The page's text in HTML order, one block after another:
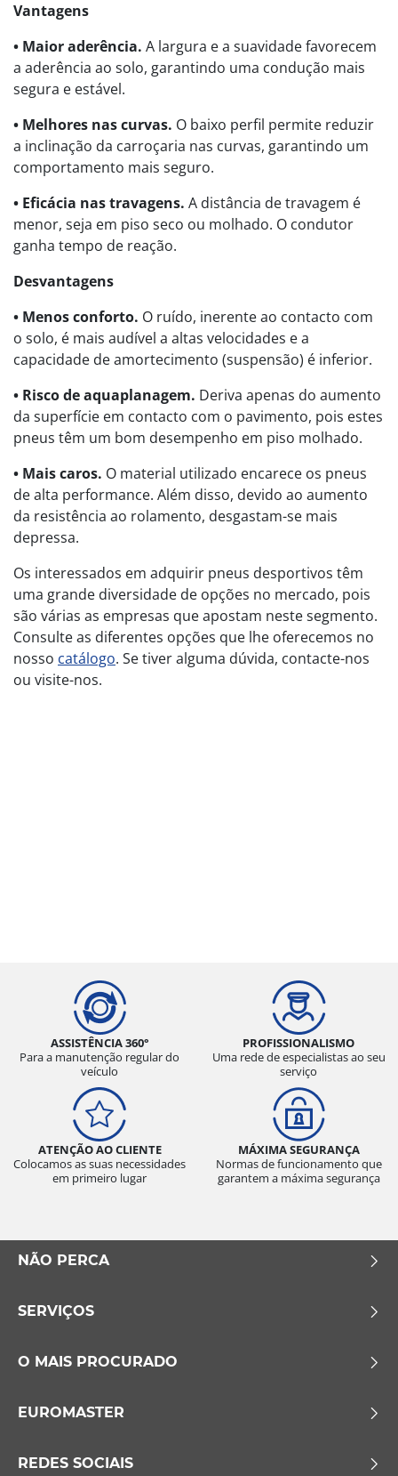
Vantagens
• Maior aderência. A largura e a suavidade favorecem
a aderência ao solo, garantindo uma condução mais
segura e estável.
• Melhores nas curvas. O baixo perfil permite reduzir
a inclinação da carroçaria nas curvas, garantindo um
comportamento mais seguro.
• Eficácia nas travagens. A distância de travagem é
menor, seja em piso seco ou molhado. O condutor
ganha tempo de reação.
Desvantagens
• Menos conforto. O ruído, inerente ao contacto com
o solo, é mais audível a altas velocidades e a
capacidade de amortecimento (suspensão) é inferior.
• Risco de aquaplanagem. Deriva apenas do aumento
da superfície em contacto com o pavimento, pois estes
pneus têm um bom desempenho em piso molhado.
• Mais caros. O material utilizado encarece os pneus
de alta performance. Além disso, devido ao aumento
da resistência ao rolamento, desgastam-se mais
depressa.
Os interessados em adquirir pneus desportivos têm
uma grande diversidade de opções no mercado, pois
são várias as empresas que apostam neste segmento.
Consulte as diferentes opções que lhe oferecemos no
nosso catálogo. Se tiver alguma dúvida, contacte-nos
ou visite-nos.
ASSISTÊNCIA 360°
Para a manutenção regular do
veículo
PROFISSIONALISMO
Uma rede de especialistas ao seu
serviço
ATENÇÃO AO CLIENTE
Colocamos as suas necessidades
em primeiro lugar
MÁXIMA SEGURANÇA
Normas de funcionamento que
garantem a máxima segurança
NÃO PERCA
SERVIÇOS
O MAIS PROCURADO
EUROMASTER
REDES SOCIAIS